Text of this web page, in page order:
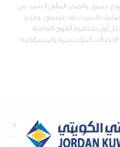
سمور، والمدير المالي السيد يزن
السيد داود عيسى، ومدير
أول تخطيط القوى العاملة
المؤسسية والمسؤولية